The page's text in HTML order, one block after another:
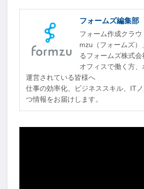
フォームズ編集部
フォーム作成クラ
mzu（フォームズ）
るフォームズ株式会
オフィスで働く方
運営されている皆様へ
仕事の効率化、ビジネススキル、IT
つ情報をお届けします。